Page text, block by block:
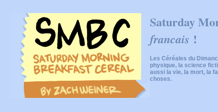
Saturday
francais !
Les Céréales du
physique, la science
aussi la vie, la mort, la
choses.